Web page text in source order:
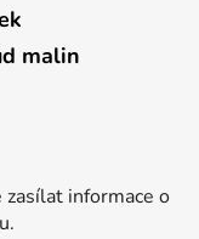
malin
informace o